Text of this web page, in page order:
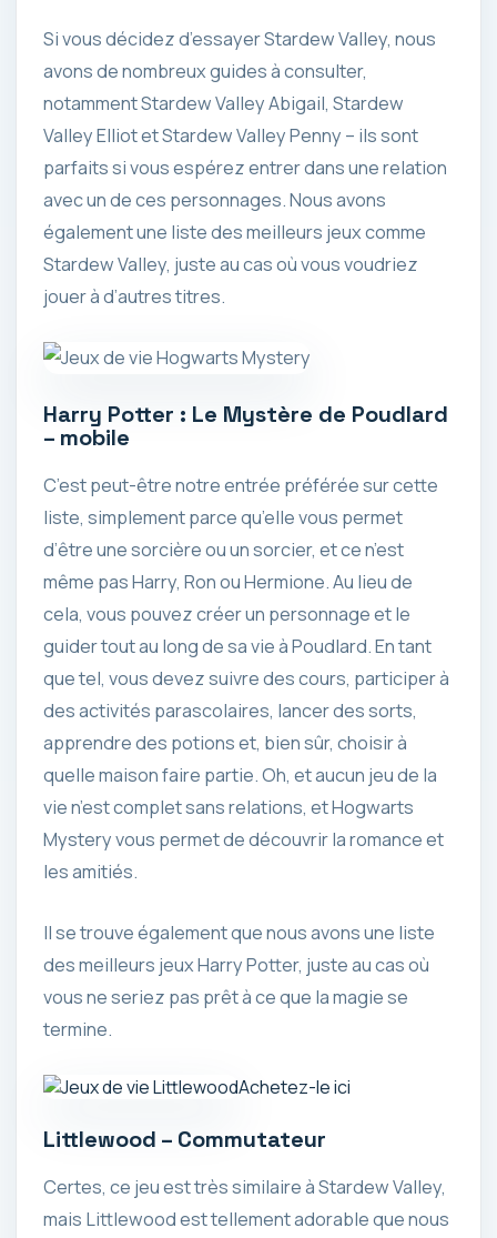
Si vous décidez d’essayer Stardew Valley, nous
avons de nombreux guides à consulter,
notamment Stardew Valley Abigail, Stardew
Valley Elliot et Stardew Valley Penny – ils sont
parfaits si vous espérez entrer dans une relation
avec un de ces personnages. Nous avons
également une liste des meilleurs jeux comme
Stardew Valley, juste au cas où vous voudriez
jouer à d’autres titres.
Harry Potter : Le Mystère de Poudlard
– mobile
C’est peut-être notre entrée préférée sur cette
liste, simplement parce qu’elle vous permet
d’être une sorcière ou un sorcier, et ce n’est
même pas Harry, Ron ou Hermione. Au lieu de
cela, vous pouvez créer un personnage et le
guider tout au long de sa vie à Poudlard. En tant
que tel, vous devez suivre des cours, participer à
des activités parascolaires, lancer des sorts,
apprendre des potions et, bien sûr, choisir à
quelle maison faire partie. Oh, et aucun jeu de la
vie n’est complet sans relations, et Hogwarts
Mystery vous permet de découvrir la romance et
les amitiés.
Il se trouve également que nous avons une liste
des meilleurs jeux Harry Potter, juste au cas où
vous ne seriez pas prêt à ce que la magie se
termine.
Achetez-le ici
Littlewood – Commutateur
Certes, ce jeu est très similaire à Stardew Valley,
mais Littlewood est tellement adorable que nous